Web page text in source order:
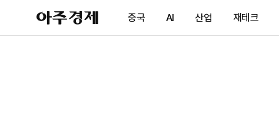
아
주
제
중국 AI 산업 재테크